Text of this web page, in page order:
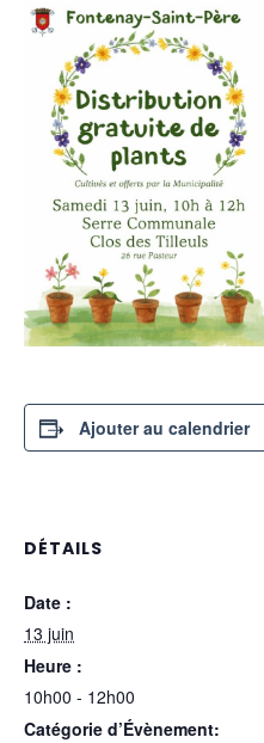
Ajouter au calendrier
DÉTAILS
Date :
13 juin
Heure :
10h00 - 12h00
Catégorie d’Évènement: